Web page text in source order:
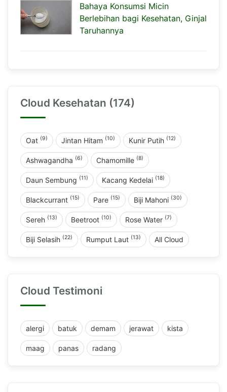
Bahaya Konsumsi Micin
Berlebihan bagi Kesehatan, Ginjal
Taruhannya
Cloud Kesehatan (174)
Oat (9) Jintan Hitam (10) Kunir Putih (12)
Ashwagandha (6) Chamomille (8)
Daun Sembung (11) Kacang Kedelai (18)
Blackcurrant (15) Pare (15) Biji Mahoni (30)
Sereh (13) Beetroot (10) Rose Water (7)
Biji Selasih (22) Rumput Laut (13) All Cloud
Cloud Testimoni
alergi batuk demam jerawat kista
maag panas radang